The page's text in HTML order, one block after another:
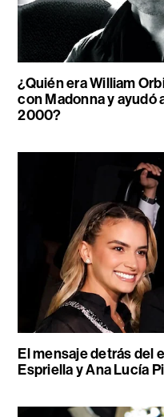
¿Quién era William
con Madonna y ayudó
2000?
El mensaje detrás del
Espriella y Ana Lucía